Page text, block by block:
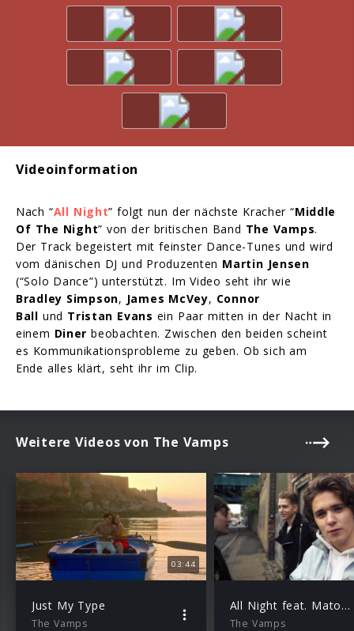
Videoinformation
Nach “All Night” folgt nun der nächste Kracher “Middle
Of The Night” von der britischen Band The Vamps.
Der Track begeistert mit feinster Dance-Tunes und wird
vom dänischen DJ und Produzenten Martin Jensen
(“Solo Dance”) unterstützt. Im Video seht ihr wie
Bradley Simpson, James McVey, Connor
Ball und Tristan Evans ein Paar mitten in der Nacht in
einem Diner beobachten. Zwischen den beiden scheint
es Kommunikationsprobleme zu geben. Ob sich am
Ende alles klärt, seht ihr im Clip.
Weitere Videos von The Vamps
03:44
Just My Type
The Vamps
All Night feat. Matoma
The Vamps